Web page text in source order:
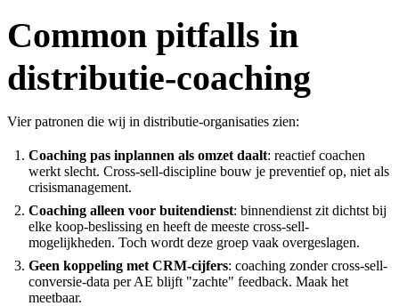
Common pitfalls in
distributie-coaching
Vier patronen die wij in distributie-organisaties zien:
Coaching pas inplannen als omzet daalt: reactief coachen
werkt slecht. Cross-sell-discipline bouw je preventief op, niet als
crisismanagement.
Coaching alleen voor buitendienst: binnendienst zit dichtst bij
elke koop-beslissing en heeft de meeste cross-sell-
mogelijkheden. Toch wordt deze groep vaak overgeslagen.
Geen koppeling met CRM-cijfers: coaching zonder cross-sell-
conversie-data per AE blijft "zachte" feedback. Maak het
meetbaar.